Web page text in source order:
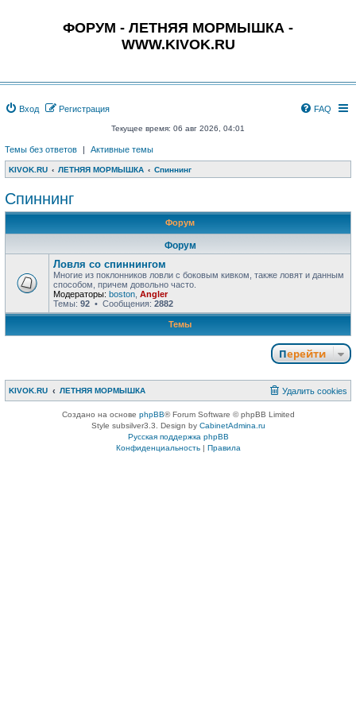
ФОРУМ - ЛЕТНЯЯ МОРМЫШКА -
WWW.KIVOK.RU
Вход Регистрация FAQ
Текущее время: 06 авг 2026, 04:01
Темы без ответов | Активные темы
KIVOK.RU ЛЕТНЯЯ МОРМЫШКА Спиннинг
Спиннинг
Форум
Форум
Ловля со спиннингом
Многие из поклонников ловли с боковым кивком, также ловят и данным
способом, причем довольно часто.
Модераторы: boston Angler
Темы: 92 • Сообщения: 2882
Темы
Перейти
KIVOK.RU ЛЕТНЯЯ МОРМЫШКА Удалить cookies
Создано на основе phpBB® Forum Software © phpBB Limited
Style subsilver3.3. Design by CabinetAdmina.ru
Русская поддержка phpBB
Конфиденциальность| Правила